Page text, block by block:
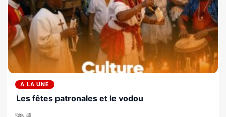
A LA UNE
Les fêtes patronales et le vodou